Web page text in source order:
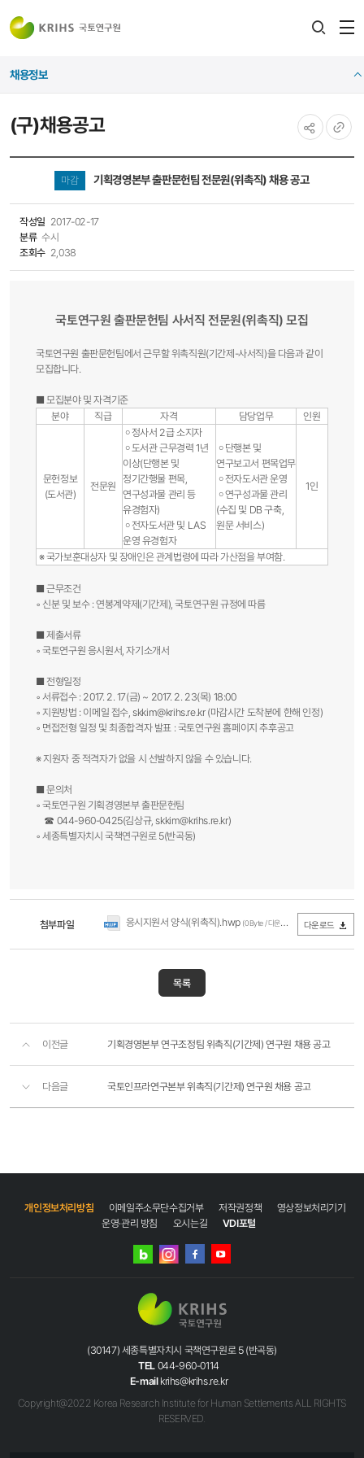
(구)채용공고
채용정보
마감 기획경영본부 출판문헌팀 전문원(위촉직) 채용 공고
작성일 2017-02-17
분류 수시
조회수 2,038
국토연구원 출판문헌팀 사서직 전문원(위촉직) 모집
국토연구원 출판문헌팀에서 근무할 위촉직원(기간제-사서직)을 다음과 같이
모집합니다.
■ 모집분야 및 자격기준
분야
직급 자격 담당업무 인원
문헌정보
(도서관)
전문원
￮ 정사서 2급 소지자
￮ 도서관 근무경력 1년
이상(단행본 및
정기간행물 편목,
연구성과물 관리 등
유경험자)
￮ 전자도서관 및 LAS
운영 유경험자
￮ 단행본 및
연구보고서 편목업무
￮ 전자도서관 운영
￮ 연구성과물 관리
(수집 및 DB 구축,
원문 서비스)
1인
※ 국가보훈대상자 및 장애인은 관계법령에 따라 가산점을 부여함.
■ 근무조건
◦ 신분 및 보수 : 연봉계약제(기간제), 국토연구원 규정에 따름
■ 제출서류
◦ 국토연구원 응시원서, 자기소개서
■ 전형일정
◦ 서류접수 : 2017. 2. 17(금) ~ 2017. 2. 23(목) 18:00
◦ 지원방법 : 이메일 접수,skkim@krihs.re.kr(마감시간 도착분에 한해 인정)
◦ 면접전형 일정 및 최종합격자 발표 : 국토연구원 홈페이지 추후공고
※ 지원자 중 적격자가 없을 시 선발하지 않을 수 있습니다.
■ 문의처
◦ 국토연구원 기획경영본부 출판문헌팀
☎ 044-960-0425(김상규,skkim@krihs.re.kr)
◦ 세종특별자치시 국책연구원로 5(반곡동)​
첨부파일 응시지원서 양식(위촉직).hwp (0Byte / 다운로드 1,886회) 다운로드
목록
이전글 기획경영본부 연구조정팀 위촉직(기간제) 연구원 채용 공고
다음글 국토인프라연구본부 위촉직(기간제) 연구원 채용 공고
개인정보처리방침 이메일주소무단수집거부 저작권정책
영상정보처리기기
운영·관리 방침
오시는길 VDI포털
네이버
인스타그램
(30147) 세종특별자치시 국책연구원로 5 (반곡동)
TEL 044-960-0114
E-mail krihs@krihs.re.kr
Copyright@2022 Korea Research Institute for Human Settlements ALL RIGHTS
RESERVED.